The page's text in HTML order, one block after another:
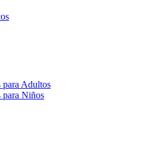
para Adultos
para Niños